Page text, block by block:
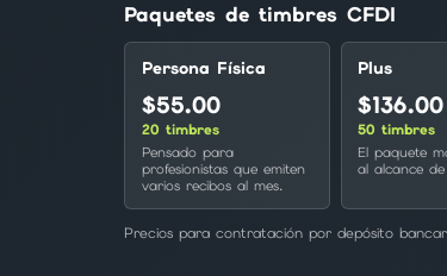
Paquetes de timbres CFDI
Persona Física
$55.00
20 timbres
Pensado para
profesionistas que emiten
varios recibos al mes.
Plus
$136.00
50 timbres
El paquete
al alcance
Precios para contratación por depósito